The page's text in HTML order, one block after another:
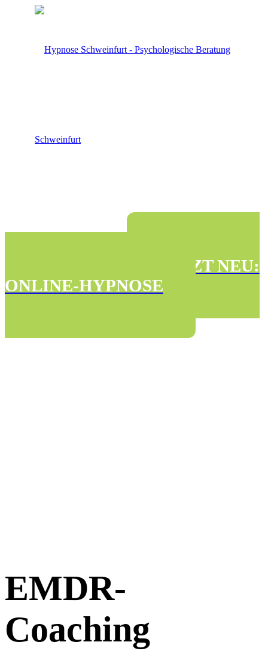
JETZT NEU:
ONLINE-HYPNOSE
EMDR-
Coaching